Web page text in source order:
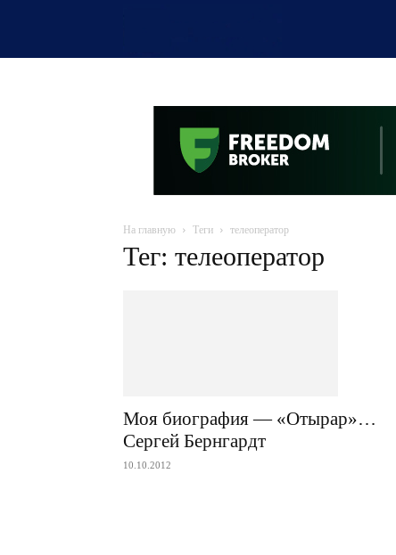
На главную Теги телеоператор
Тег: телеоператор
Моя биография — «Отырар»…
Сергей Бернгардт
10.10.2012